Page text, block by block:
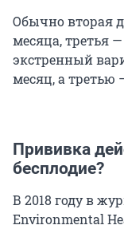
Обычно вторая
месяца, третья
экстренный
месяц, а третью
Прививка
бесплодие?
В 2018 году в
Environmental